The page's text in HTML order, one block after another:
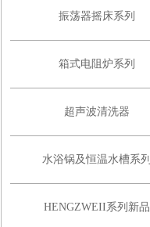
振荡器摇床系列
箱式电阻炉系列
超声波清洗器
水浴锅及恒温水槽系列
HENGZWEII系列新品